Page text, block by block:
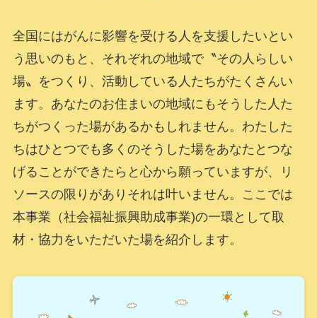
全国にはがんに影響を受ける人を支援したいとい
う思いのもと、それぞれの地域で〝その人らしい
場〟をつくり、活動している人たちがたくさんい
ます。あなたのお住まいの地域にもそうした人た
ちがつくった場があるかもしれません。わたした
ちはひとつでも多くのそうした場をあなたとつな
げることができたらと心から願っていますが、リ
ソースの限りがありそれは叶いません。ここでは
本事業（社会福祉振興助成事業)の一環として取
材・協力をいただいた場を紹介します。